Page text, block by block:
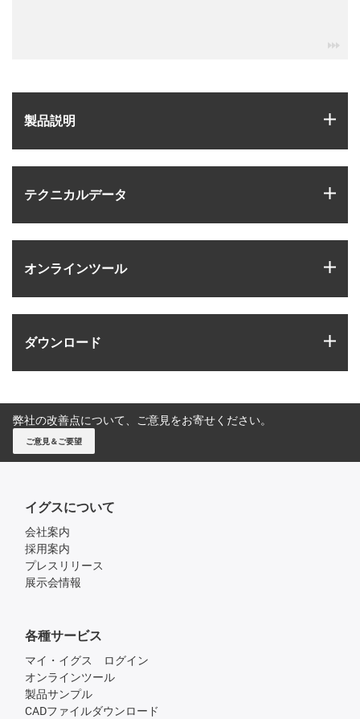
製品説明
テクニカルデータ
オンラインツール
ダウンロード
弊社の改善点について、ご意見をお寄せください。
ご意見＆ご要望
イグスについて
会社案内
採用案内
プレスリリース
展示会情報
各種サービス
マイ・イグス ログイン
オンラインツール
製品サンプル
CADファイルダウンロード